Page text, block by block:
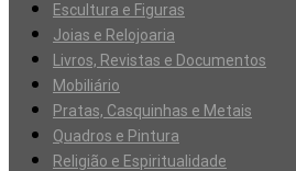
Escultura e Figuras
Joias e Relojoaria
Livros, Revistas e Documentos
Mobiliário
Pratas, Casquinhas e Metais
Quadros e Pintura
Religião e Espiritualidade